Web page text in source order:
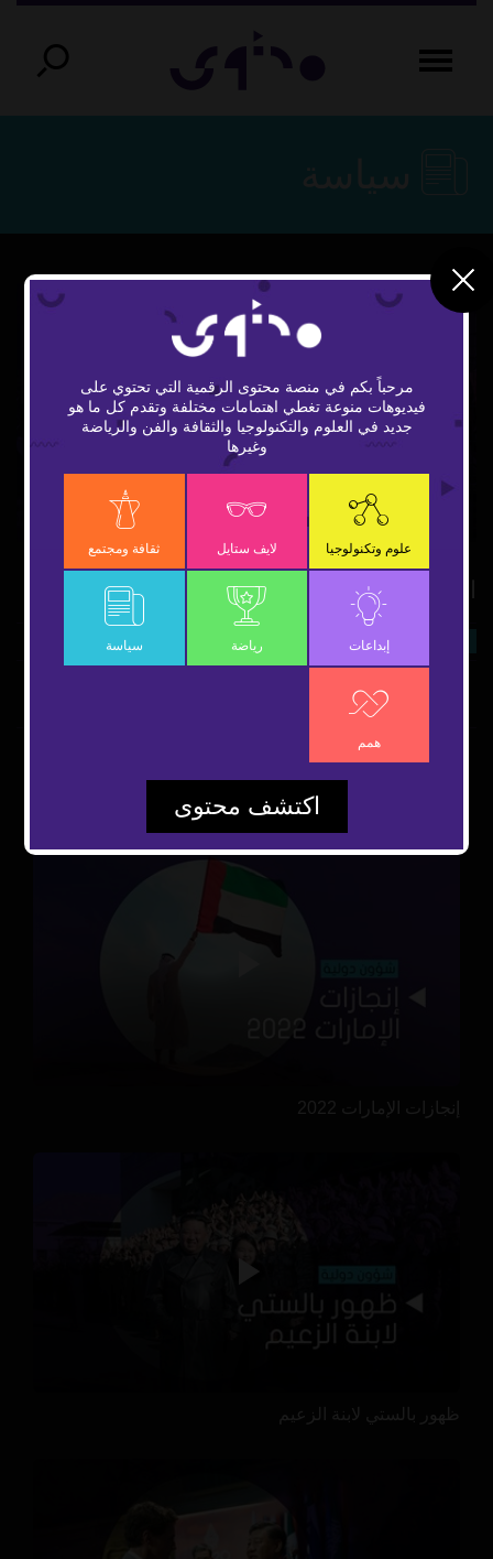
Play
Videoالعنصرية على الحدود الأوكرانية
9 مارس 2022
مقاطع مقترحة
إنجازات الإمارات 2022
ظهور بالستي لابنة الزعيم
مرحباً بكم في منصة محتوى الرقمية التي تحتوي على
فيديوهات منوعة تغطي اهتمامات مختلفة وتقدم كل ما هو
جديد في العلوم والتكنولوجيا والثقافة والفن والرياضة
وغيرها
علوم وتكنولوجيا لايف ستايل ثقافة ومجتمع
إبداعات رياضة سياسة
همم
اكتشف محتوى